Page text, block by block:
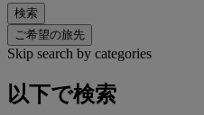
検索
ご希望の旅先
Skip search by categories
以下で検索